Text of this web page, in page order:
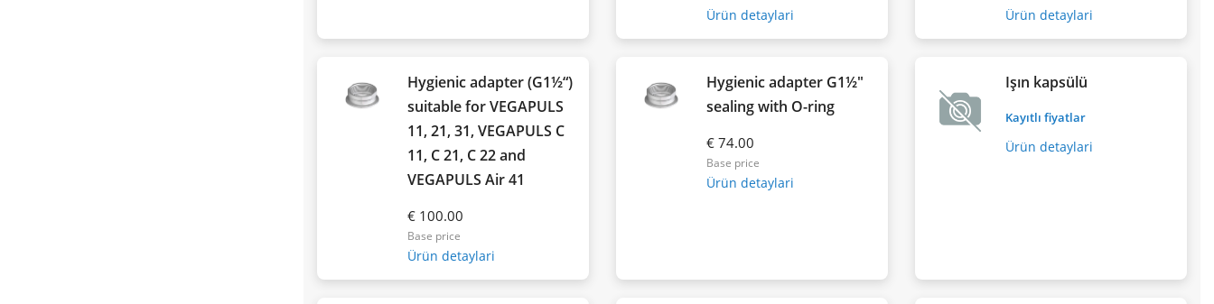
Ürün detaylari Ürün detaylari
Hygienic adapter (G1½“)
suitable for VEGAPULS
11, 21, 31, VEGAPULS C
11, C 21, C 22 and
VEGAPULS Air 41
€ 100.00
Base price
Ürün detaylari
Hygienic adapter G1½"
sealing with O-ring
€ 74.00
Base price
Ürün detaylari
Işın kapsülü
Kayıtlı fiyatlar
Ürün detaylari